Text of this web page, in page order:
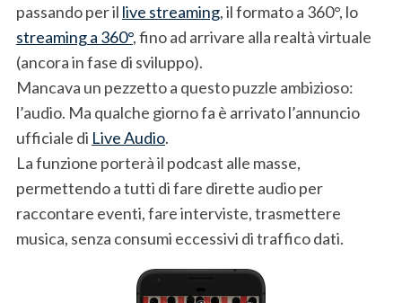
passando per il live streaming, il formato a 360°, lo
streaming a 360°, fino ad arrivare alla realtà virtuale
(ancora in fase di sviluppo).
Mancava un pezzetto a questo puzzle ambizioso:
l’audio. Ma qualche giorno fa è arrivato l’annuncio
ufficiale di Live Audio.
La funzione porterà il podcast alle masse,
permettendo a tutti di fare dirette audio per
raccontare eventi, fare interviste, trasmettere
musica, senza consumi eccessivi di traffico dati.